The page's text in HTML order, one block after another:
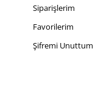
Siparişlerim
Favorilerim
Şifremi Unuttum